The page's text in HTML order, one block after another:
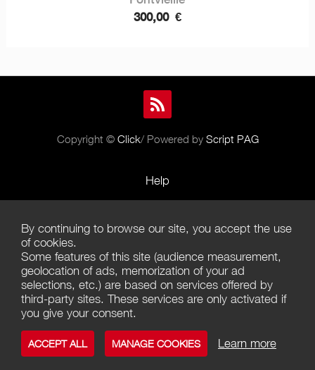
300,00 €
Copyright © Click/ Powered by Script PAG
Help
Terms of Use
Terms of Sales
Privacy Policy
Management of cookies
Contact us
By continuing to browse our site, you accept the use
of cookies.
Some features of this site (audience measurement,
geolocation of ads, memorization of your ad
selections, etc.) are based on services offered by
third-party sites. These services are only activated if
you give your consent.
ACCEPT ALL MANAGE COOKIES Learn more